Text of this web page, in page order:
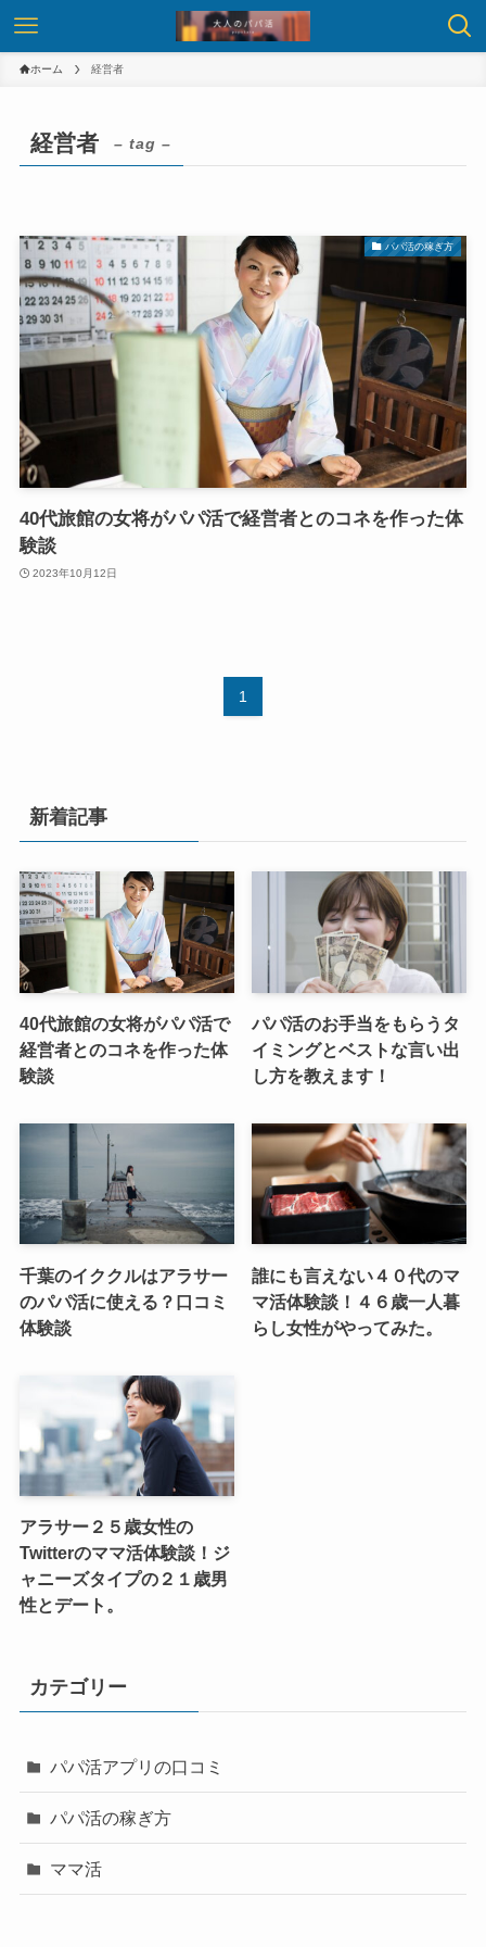
ホーム 経営者
経営者 – tag –
パパ活の稼ぎ方
40代旅館の女将がパパ活で経営者とのコネを作った体
験談
2023年10月12日
1
新着記事
40代旅館の女将がパパ活で
経営者とのコネを作った体
験談
パパ活のお手当をもらうタ
イミングとベストな言い出
し方を教えます！
千葉のイククルはアラサー
のパパ活に使える？口コミ
体験談
誰にも言えない４０代のマ
マ活体験談！４６歳一人暮
らし女性がやってみた。
アラサー２５歳女性の
Twitterのママ活体験談！ジ
ャニーズタイプの２１歳男
性とデート。
カテゴリー
パパ活アプリの口コミ
パパ活の稼ぎ方
ママ活